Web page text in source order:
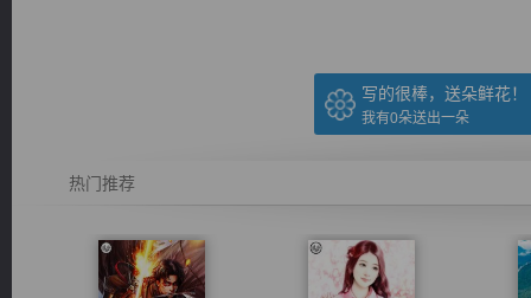
写的很棒，送朵鲜花！
我有0朵送出一朵
热门推荐